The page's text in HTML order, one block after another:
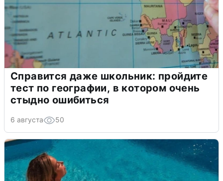
Справится даже школьник: пройдите
тест по географии, в котором очень
стыдно ошибиться
6 августа 50